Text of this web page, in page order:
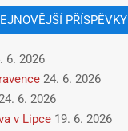
PŘÍSPĚVKY
6. 2026
24. 6. 2026
6. 2026
v Lipce 19. 6. 2026